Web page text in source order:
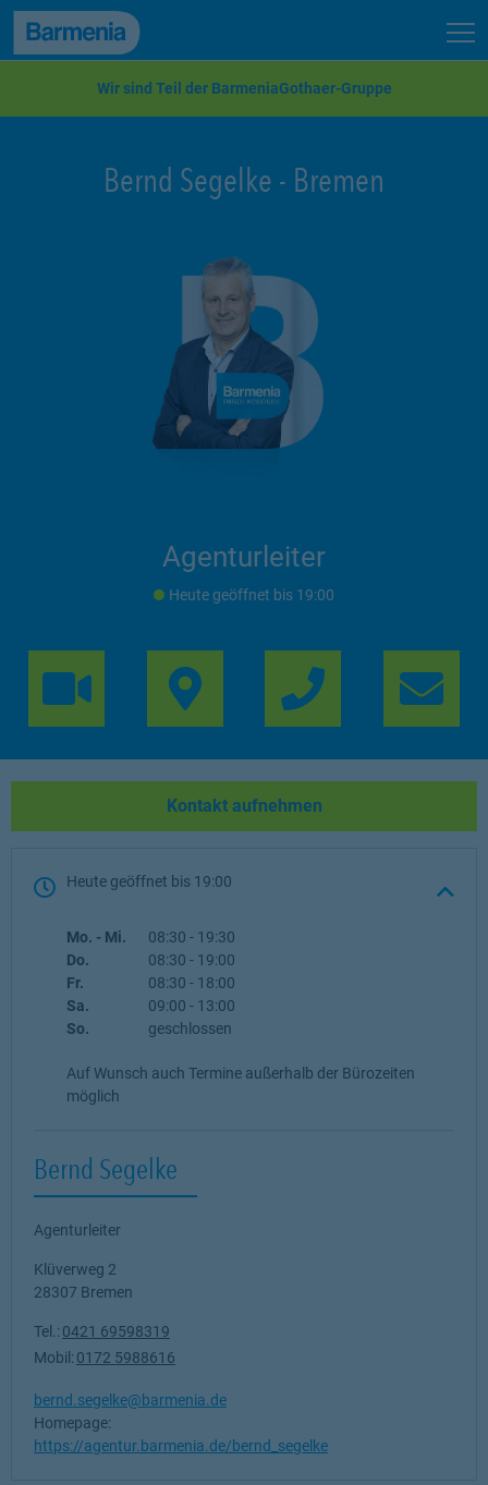
zum Seiteninhalt
Back to top
Wir sind Teil der BarmeniaGothaer-Gruppe
Bernd Segelke - Bremen
Agenturleiter
Heute geöffnet bis 19:00
Link Opens in
Kontakt aufnehmen
Heute geöffnet bis 19:00
Wochentag Öffnungszeiten
Mo. - Mi. 08:30 - 19:30
Do.
08:30 - 19:00
Fr.
08:30 - 18:00
Sa.
09:00 - 13:00
So.
geschlossen
Auf Wunsch auch Termine außerhalb der Bürozeiten
möglich
Bernd Segelke
Agenturleiter
Klüverweg 2
28307 Bremen
Tel.: 0421 69598319
Mobil: 0172 5988616
bernd.segelke@barmenia.de
Homepage:
https://agentur.barmenia.de/bernd_segelke